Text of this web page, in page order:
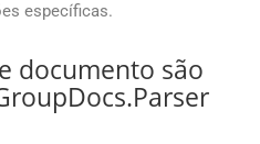
específicas.
documento são